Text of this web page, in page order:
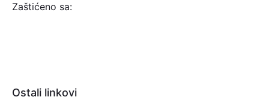
Zaštićeno sa:
Ostali linkovi